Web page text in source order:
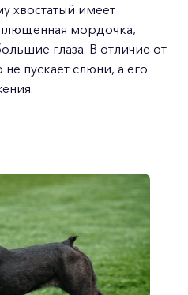
хвостатый имеет
мордочка,
глаза. В отличие от
пускает слюни, а его